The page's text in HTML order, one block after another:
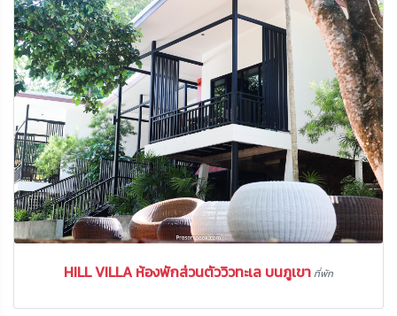
HILL VILLA ห้องพักส่วนตัววิวทะเล บนภูเขาที่พัก